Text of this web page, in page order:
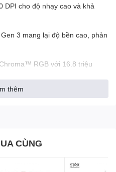
DPI cho độ nhạy cao và khả
3 mang lại độ bền cao, phản
RGB với 16.8 triệu
Razer
Hảo Cho
thêm
CÙNG